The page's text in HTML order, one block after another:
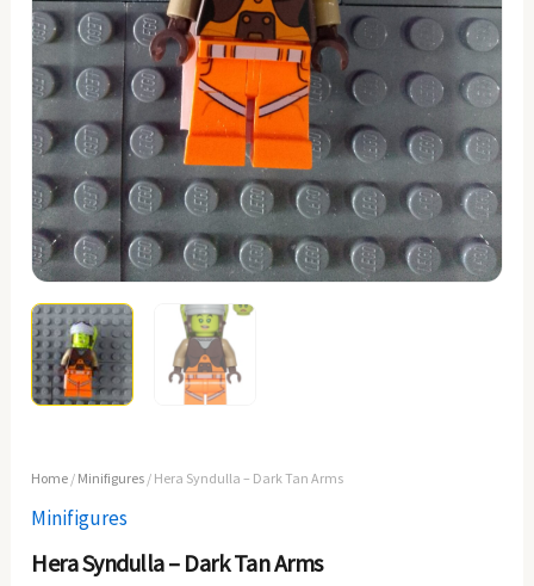
Home / Minifigures / Hera Syndulla – Dark Tan Arms
Minifigures
Hera Syndulla – Dark Tan Arms